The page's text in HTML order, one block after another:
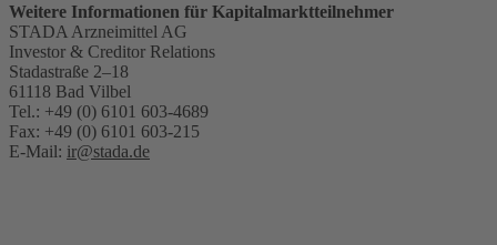
Weitere Informationen für Kapitalmarktteilnehmer
STADA Arzneimittel AG
Investor & Creditor Relations
Stadastraße 2–18
61118 Bad Vilbel
Tel.: +49 (0) 6101 603-4689
Fax: +49 (0) 6101 603-215
E-Mail: ir@stada.de